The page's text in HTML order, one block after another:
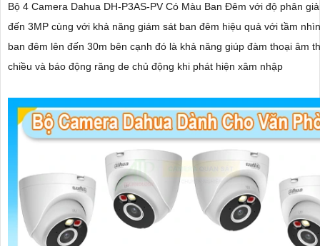
Bộ 4 Camera Dahua DH-P3AS-PV Có Màu Ban Đêm với độ phân
đến 3MP cùng với khả năng giám sát ban đêm hiệu quả với tầm
ban đêm lên đến 30m bên cạnh đó là khả năng giúp đàm thoại âm
chiều và báo động răng de chủ động khi phát hiện xâm nhập